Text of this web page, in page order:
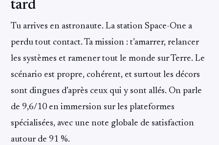
tard
Tu arrives en astronaute. La station Space-One a
perdu tout contact. Ta mission : t’amarrer, relancer
les systèmes et ramener tout le monde sur Terre. Le
scénario est propre, cohérent, et surtout les décors
sont dingues d’après ceux qui y sont allés. On parle
de 9,6/10 en immersion sur les plateformes
spécialisées, avec une note globale de satisfaction
autour de 91 %.